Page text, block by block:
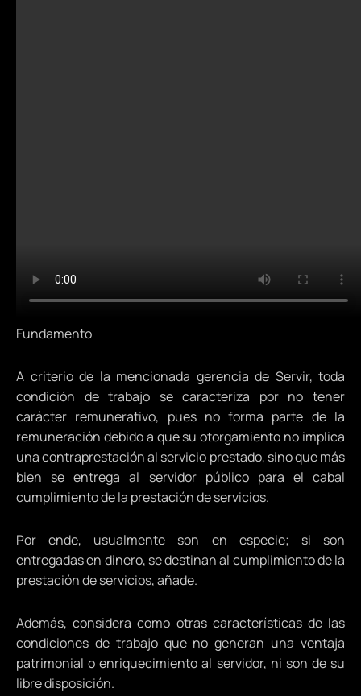
Fundamento
A criterio de la mencionada gerencia de Servir, toda
condición de trabajo se caracteriza por no tener
carácter remunerativo, pues no forma parte de la
remuneración debido a que su otorgamiento no implica
una contraprestación al servicio prestado, sino que más
bien se entrega al servidor público para el cabal
cumplimiento de la prestación de servicios.
Por ende, usualmente son en especie; si son
entregadas en dinero, se destinan al cumplimiento de la
prestación de servicios, añade.
Además, considera como otras características de las
condiciones de trabajo que no generan una ventaja
patrimonial o enriquecimiento al servidor, ni son de su
libre disposición.